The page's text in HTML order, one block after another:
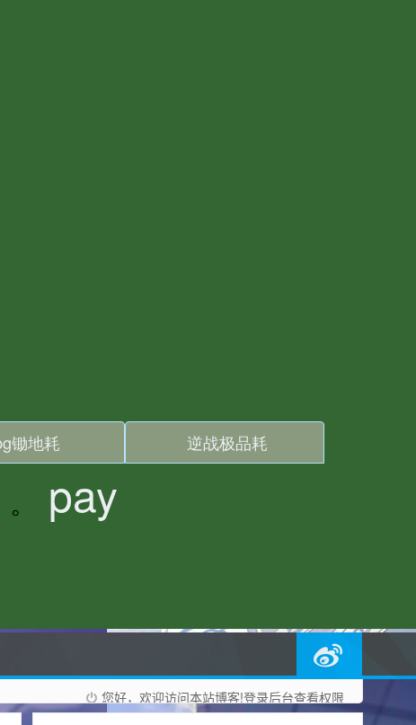
您好，欢迎访问本站博客!登录后台查看权限